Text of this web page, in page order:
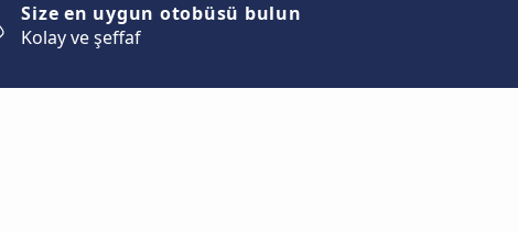
Size en uygun otobüsü bulun
Kolay ve şeffaf